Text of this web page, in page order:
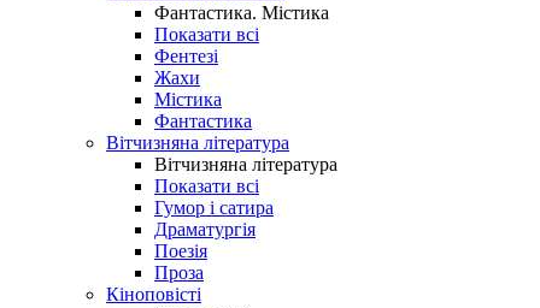
Фантастика. Містика
Показати всі
Фентезі
Жахи
Містика
Фантастика
Вітчизняна література
Вітчизняна література
Показати всі
Гумор і сатира
Драматургія
Поезія
Проза
Кіноповісті